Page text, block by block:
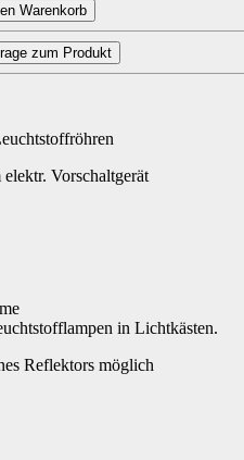
Warenkorb
zum Produkt
Vorschaltgerät
in Lichtkästen.
Reflektors möglich